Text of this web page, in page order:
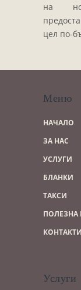
на
цел по-
Меню
НАЧАЛО
ЗА НАС
УСЛУГИ
БЛАНКИ
ТАКСИ
КОНТАКТИ
Услуги